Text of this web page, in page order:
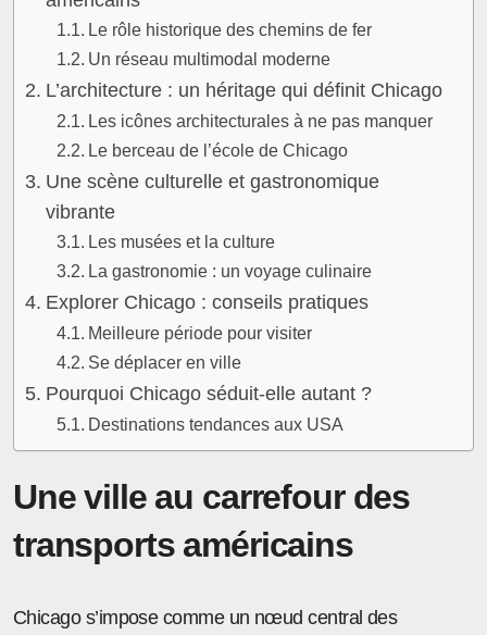
Le rôle historique des chemins de fer
Un réseau multimodal moderne
L’architecture : un héritage qui définit Chicago
Les icônes architecturales à ne pas manquer
Le berceau de l’école de Chicago
Une scène culturelle et gastronomique
vibrante
Les musées et la culture
La gastronomie : un voyage culinaire
Explorer Chicago : conseils pratiques
Meilleure période pour visiter
Se déplacer en ville
Pourquoi Chicago séduit-elle autant ?
Destinations tendances aux USA
Une ville au carrefour des
transports américains
Chicago s’impose comme un nœud central des